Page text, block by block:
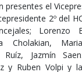
presentes el
2º del
Lorenzo
Cholakian,
Ruíz, Jazmín
y Ruben Volpi y